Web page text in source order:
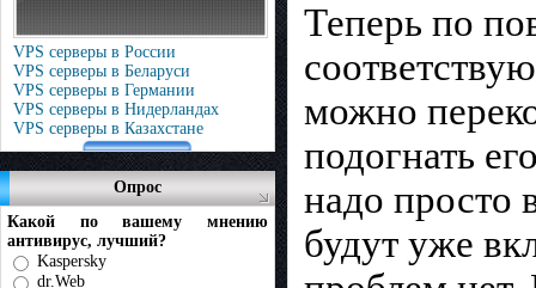
VPS серверы в России
VPS серверы в Беларуси
VPS серверы в Германии
VPS серверы в Нидерландах
VPS серверы в Казахстане
Опрос
Какой по вашему мнению
антивирус, лучший?
Kaspersky
dr.Web
Теперь по
можно
подогнать
надо просто
будут уже